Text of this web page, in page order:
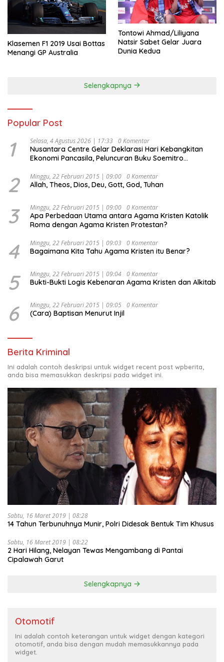
Klasemen F1 2019 Usai Bottas
Menangi GP Australia
Tontowi Ahmad/Liliyana
Natsir Sabet Gelar Juara
Dunia Kedua
Selengkapnya
Popular Post
1 Selasa, 4 Agustus 2026 | 17:33 0 Komentar
Nusantara Centre Gelar Deklarasi Hari Kebangkitan
Ekonomi Pancasila, Peluncuran Buku Soemitro
Ekonomi Politik Indonesia) & Simposium Nasional
“Urgensi Undang-Undang Perekonomian Nasional dan
Indonesia Emas 2045”,
2 Minggu, 22 Februari 2015 | 09:00 0 Komentar
Allah, Theos, Dios, Deu, Gott, God, Tuhan
3 Minggu, 22 Februari 2015 | 09:00 0 Komentar
Apa Perbedaan Utama antara Agama Kristen Katolik
Roma dengan Agama Kristen Protestan?
4 Minggu, 22 Februari 2015 | 09:03 0 Komentar
Bagaimana Kita Tahu Agama Kristen itu Benar?
5 Minggu, 22 Februari 2015 | 09:04 0 Komentar
Bukti-Bukti Logis Kebenaran Agama Kristen dan Alkitab
6 Minggu, 22 Februari 2015 | 09:05 0 Komentar
(Cara) Baptisan Menurut Injil
Berita Kriminal
Ini adalah contoh deskripsi untuk widget recent post wpberita,
anda bisa memasukkan deskripsi pada widget ini.
Sabtu, 16 Maret 2019 | 08:28
14 Tahun Terbunuhnya Munir, Polri Didesak Bentuk Tim Khusus
Sabtu, 16 Maret 2019 | 08:22
2 Hari Hilang, Nelayan Tewas Mengambang di Pantai
Cipalawah Garut
Selengkapnya
Otomotif
Ini adalah contoh keterangan untuk widget dengan kategori
otomotif, anda bisa dengan mudah memasukkannya pada
widget.